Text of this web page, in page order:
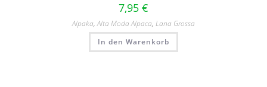
7,95 €
Alpaka,Alta Moda Alpaca, Lana Grossa
In den Warenkorb